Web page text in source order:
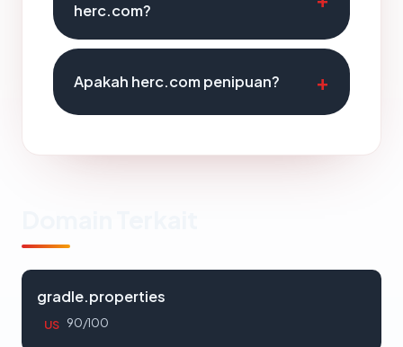
herc.com?
Apakah herc.com penipuan?
gradle.properties
US 90/100